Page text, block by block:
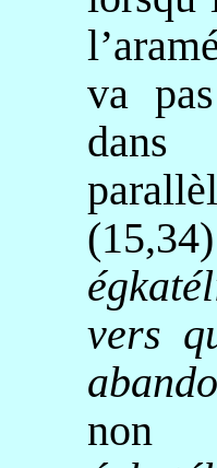
va
vers
non